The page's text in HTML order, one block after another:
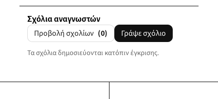
Σχόλια αναγνωστών
Προβολή σχολίων (0) Γράψε σχόλιο
Τα σχόλια δημοσιεύονται κατόπιν έγκρισης.